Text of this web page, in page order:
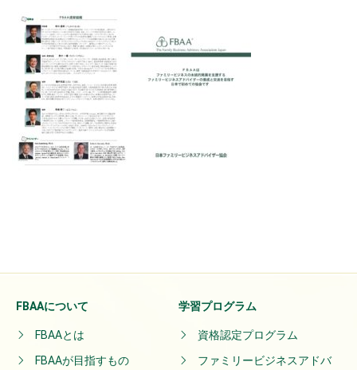
FBAAについて
FBAAとは
FBAAが目指すもの
学習プログラム
資格認定プログラム
ファミリービジネスアドバ